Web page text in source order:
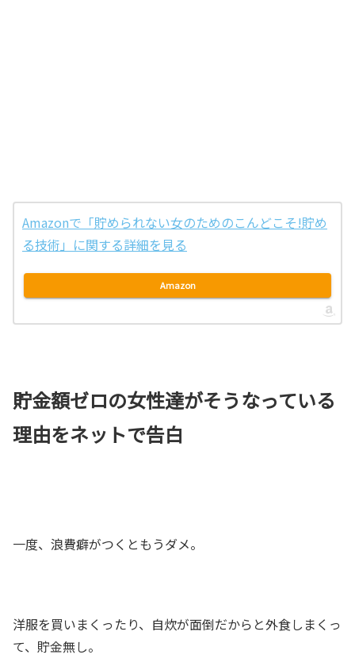
Amazonで「貯められない女のためのこんどこそ!貯め
る技術」に関する詳細を見る
Amazon
貯金額ゼロの女性達がそうなっている
理由をネットで告白
一度、浪費癖がつくともうダメ。
洋服を買いまくったり、自炊が面倒だからと外食しまくっ
て、貯金無し。